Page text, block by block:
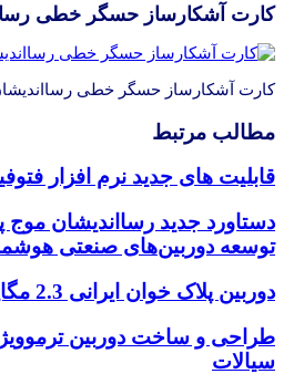
کارت آشکارساز حسگر خطی
کارت آشکارساز حسگر خطی
مطالب مرتبط
قابلیت های جدید نرم افزار
دستاورد جدید رسااندیشان موج
توسعه دوربین‌های صنعتی
دوربین پلاک خوان ایرانی 2.3 مگاپیکسلی
طراحی و ساخت دوربین
سیالات